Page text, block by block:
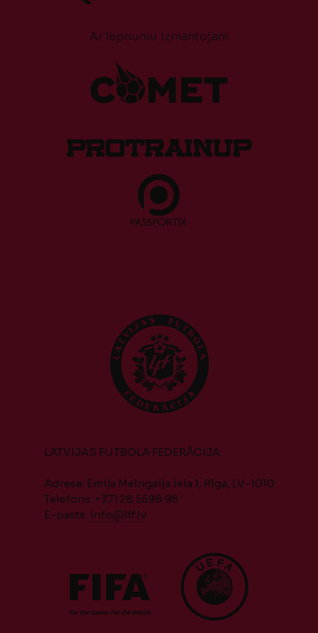
Ar lepnumu izmantojam
LATVIJAS FUTBOLA FEDERĀCIJA
Adrese: Emiļa Melngaiļa iela 1, Rīga, LV-1010
Telefons: +371 28 5598 98
E-pasts: info@lff.lv